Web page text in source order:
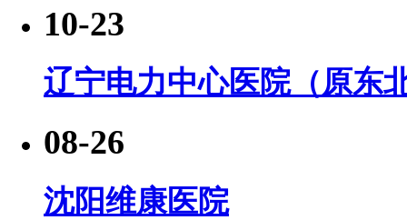
10-23
辽宁电力中心医院（原东
08-26
沈阳维康医院